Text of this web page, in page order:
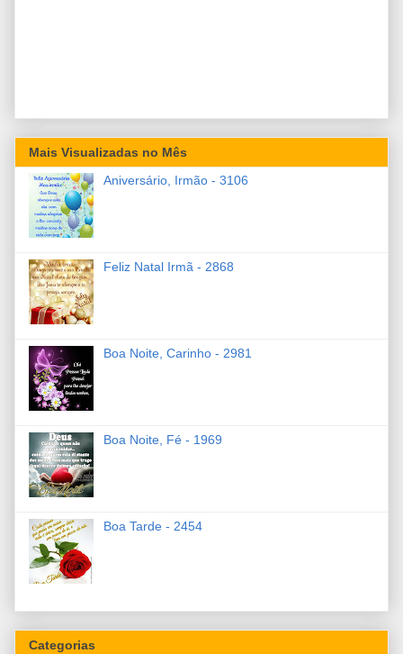
Mais Visualizadas no Mês
Aniversário, Irmão - 3106
Feliz Natal Irmã - 2868
Boa Noite, Carinho - 2981
Boa Noite, Fé - 1969
Boa Tarde - 2454
Categorias